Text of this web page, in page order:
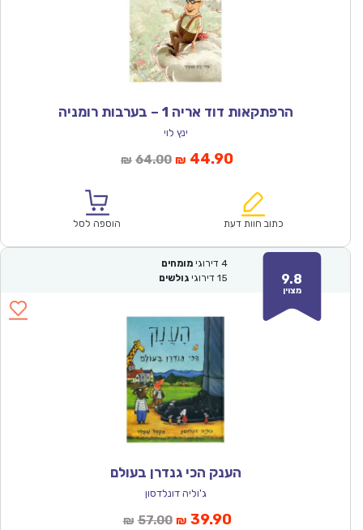
הרפתקאות דוד אריה 1 – בערבות רומניה
ינץ לוי
₪ 64.00המחיר
₪64.00.
₪ 44.90המחיר
הוא:
כתוב חוות דעת הוספה לסל
9.8
מצוין
4 דירוגי מומחים
15 דירוגי גולשים
הענק הכי גנדרן בעולם
ג'וליה דונלדסון
₪ 57.00המחיר
₪ 39.90המחיר